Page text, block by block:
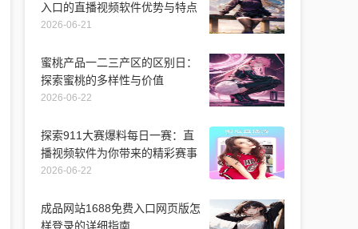
入口的直播视频软件优势与特点
2026-06-21
蜜桃产品一二三产区的区别日：
探索蜜桃的多样性与价值
2026-06-22
探索911大赛爆料每日一赛：直
播视频软件为你带来的精彩赛事
2026-06-22
成品网站1688免费入口网页版怎
样登录的详细指南